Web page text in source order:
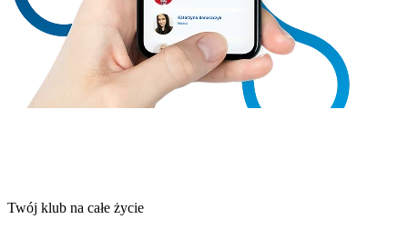
Twój klub na całe życie